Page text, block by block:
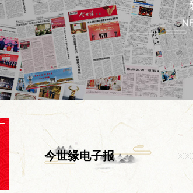
今世缘电子报